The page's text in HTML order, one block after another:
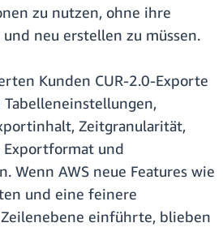
zu nutzen, ohne ihre
neu erstellen zu müssen.
Kunden CUR-2.0-Exporte
Zeitgranularität,
Exportformat und
Wenn AWS neue Features wie
und eine feinere
einführte, blieben